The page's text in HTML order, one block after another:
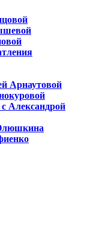
Арнаутовой
Александрой